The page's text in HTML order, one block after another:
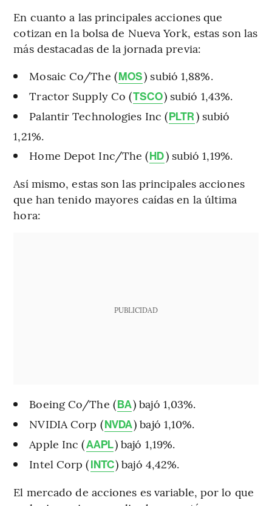
En cuanto a las principales acciones que
cotizan en la bolsa de Nueva York, estas son las
más destacadas de la jornada previa:
Mosaic Co/The (MOS) subió 1,88%.
Tractor Supply Co (TSCO) subió 1,43%.
Palantir Technologies Inc (PLTR) subió
1,21%.
Home Depot Inc/The (HD) subió 1,19%.
Así mismo, estas son las principales acciones
que han tenido mayores caídas en la última
hora:
PUBLICIDAD
Boeing Co/The (BA) bajó 1,03%.
NVIDIA Corp (NVDA) bajó 1,10%.
Apple Inc (AAPL) bajó 1,19%.
Intel Corp (INTC) bajó 4,42%.
El mercado de acciones es variable, por lo que